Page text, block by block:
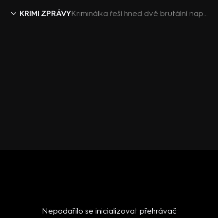
KRIMI ZPRÁVY Kriminálka řeší hned dvě brutální napadení v baru.
Nepodařilo se inicializovat přehrávač